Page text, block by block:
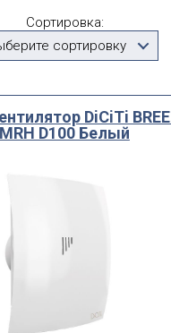
Сортировка:
сортировку
DiCiTi
MRH D100 Белый